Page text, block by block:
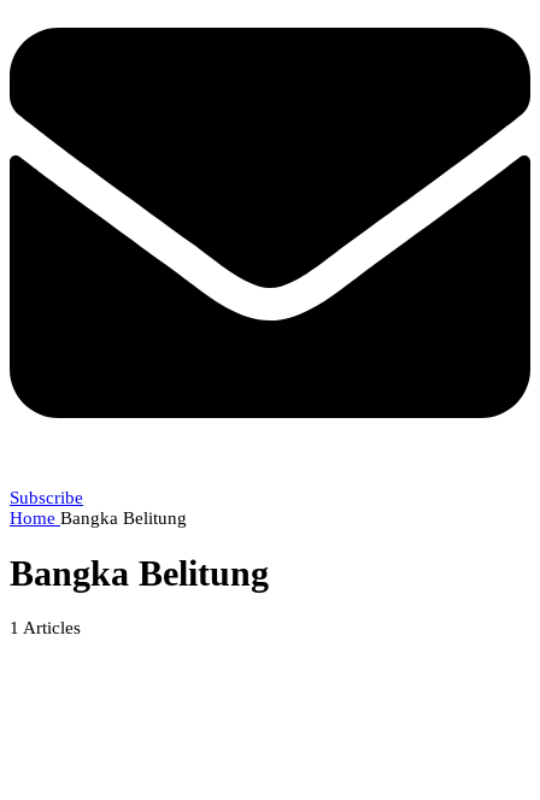
Subscribe
Home Bangka Belitung
Bangka Belitung
1 Articles